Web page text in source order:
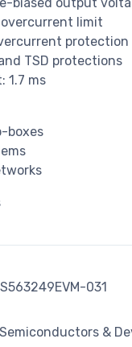
limit
protection
TSD protections
1.7 ms
boxes
031
Semiconductors &